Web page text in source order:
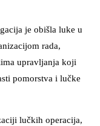
je obišla luke u
rada,
upravljanja koji
pomorstva i lučke
lučkih operacija,